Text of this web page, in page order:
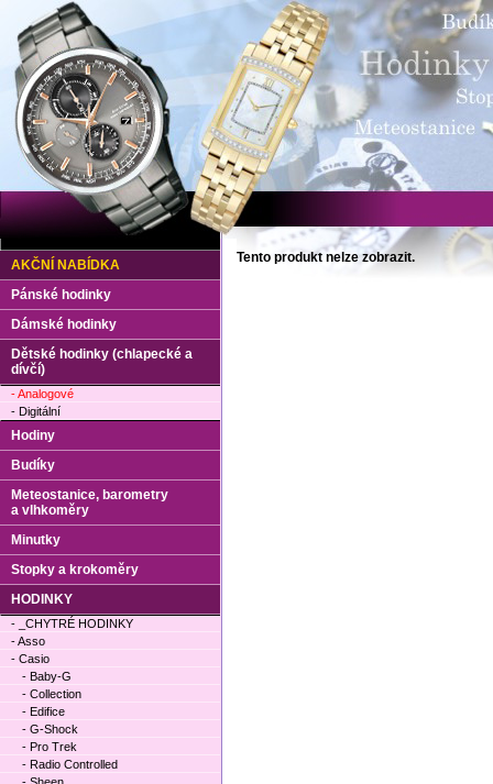
Tento produkt nelze zobrazit.
AKČNÍ NABÍDKA
Pánské hodinky
Dámské hodinky
Dětské hodinky (chlapecké a
dívčí)
- Analogové
- Digitální
Hodiny
Budíky
Meteostanice, barometry
a vlhkoměry
Minutky
Stopky a krokoměry
HODINKY
- _CHYTRÉ HODINKY
- Asso
- Casio
- Baby-G
- Collection
- Edifice
- G-Shock
- Pro Trek
- Radio Controlled